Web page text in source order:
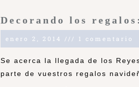
Decorando los
enero 2, 2014 1 comentario
Se acerca la llegada de los
parte de vuestros regalos